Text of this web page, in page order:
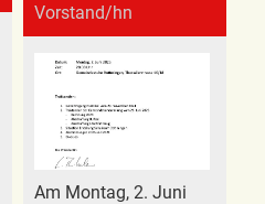
Vorstand/hn
Am Montag, 2. Juni